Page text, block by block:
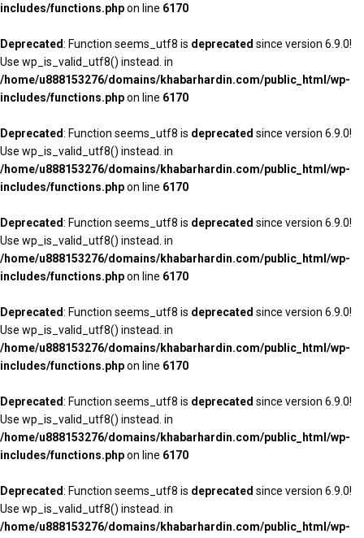
includes/functions.phpon line 6170
Deprecated: Function seems_utf8 is deprecated since version 6.9.0!
Use wp_is_valid_utf8() instead. in
/home/u888153276/domains/khabarhardin.com/public_html/wp-
includes/functions.phpon line 6170
Deprecated: Function seems_utf8 is deprecated since version 6.9.0!
Use wp_is_valid_utf8() instead. in
/home/u888153276/domains/khabarhardin.com/public_html/wp-
includes/functions.phpon line 6170
Deprecated: Function seems_utf8 is deprecated since version 6.9.0!
Use wp_is_valid_utf8() instead. in
/home/u888153276/domains/khabarhardin.com/public_html/wp-
includes/functions.phpon line 6170
Deprecated: Function seems_utf8 is deprecated since version 6.9.0!
Use wp_is_valid_utf8() instead. in
/home/u888153276/domains/khabarhardin.com/public_html/wp-
includes/functions.phpon line 6170
Deprecated: Function seems_utf8 is deprecated since version 6.9.0!
Use wp_is_valid_utf8() instead. in
/home/u888153276/domains/khabarhardin.com/public_html/wp-
includes/functions.phpon line 6170
Deprecated: Function seems_utf8 is deprecated since version 6.9.0!
Use wp_is_valid_utf8() instead. in
/home/u888153276/domains/khabarhardin.com/public_html/wp-